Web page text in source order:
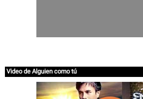
Video de Alguien como tú